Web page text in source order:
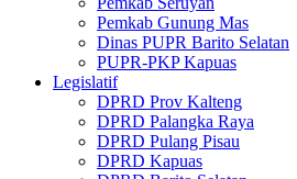
Pemkab Gunung Mas
Dinas PUPR Barito Selatan
PUPR-PKP Kapuas
Legislatif
DPRD Prov Kalteng
DPRD Palangka Raya
DPRD Pulang Pisau
DPRD Kapuas